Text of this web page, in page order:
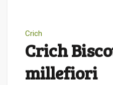
Crich
Crich
millefiori